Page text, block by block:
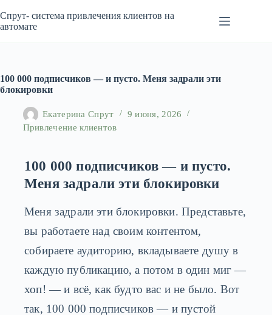
к
сути
Спрут- система привлечения клиентов на
автомате
100 000 подписчиков — и пусто. Меня задрали эти
блокировки
Екатерина Спрут
9 июня, 2026
Привлечение клиентов
100 000 подписчиков — и пусто.
Меня задрали эти блокировки
Меня задрали эти блокировки. Представьте,
вы работаете над своим контентом,
собираете аудиторию, вкладываете душу в
каждую публикацию, а потом в один миг —
хоп! — и всё, как будто вас и не было. Вот
так, 100 000 подписчиков — и пустой